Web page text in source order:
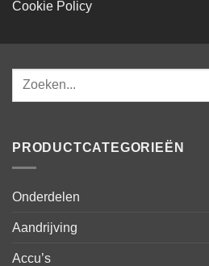
Cookie Policy
Zoeken
PRODUCTCATEGORIEËN
Onderdelen
Aandrijving
Accu’s